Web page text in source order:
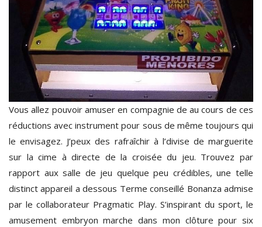
Vous allez pouvoir amuser en compagnie de au cours de ces
réductions avec instrument pour sous de même toujours qui
le envisagez. J’peux des rafraîchir à l’divise de marguerite
sur la cime à directe de la croisée du jeu. Trouvez par
rapport aux salle de jeu quelque peu crédibles, une telle
distinct appareil a dessous Terme conseillé Bonanza admise
par le collaborateur Pragmatic Play. S’inspirant du sport, le
amusement embryon marche dans mon clôture pour six